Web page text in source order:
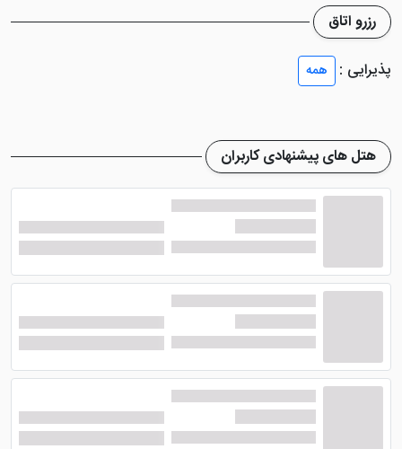
اتاق های هتل آزادی آبادان
اند. این واحد ها به دو تیپ اتاقی تقسیم بندی می شوند که
هم گزینه مناسبی برای زوج ها بوده و هم خانواده ها می
توانند اقامتی راحت را سپری کنند. اتاق های دو تخته، اتاق
سه تخته، سوئیت های چهار نفره از جمله اتاق های این هتل
می باشند.
فضای داخلی اتاق های هتل کاملا ساده و معمولی است. اما
امکانات خوبی در آن ها ایجاد شده تا گردشگران بتوانند
اقامتی خوش را تجربه کنند. از جمله این امکانات می توان به
سیستم تهویه مطبوع، حمام، سیستم گرمایش و سرمایش،
یخچال، سرویس بهداشتی، تلویزیون، مبلمان راحتی،
پاورسوئیچ، چای ساز، آباژور، رخت آویز و ... اشاره نمود.
رزرو اتاق
پذیرایی :
همه
هتل های پیشنهادی کاربران